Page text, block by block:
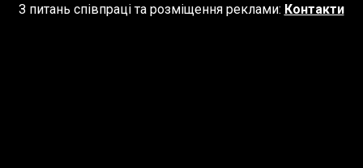
З питань співпраці та розміщення реклами: Контакти